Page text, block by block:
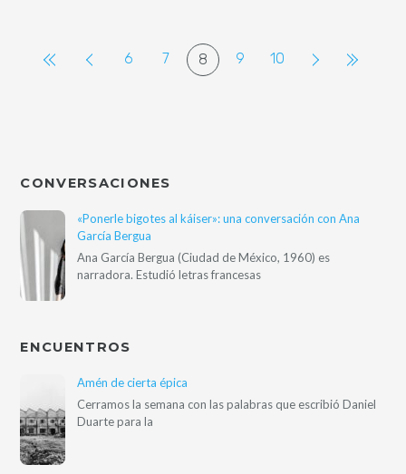
6 7 8 9 10
CONVERSACIONES
«Ponerle bigotes al káiser»: una conversación con Ana
García Bergua
Ana García Bergua (Ciudad de México, 1960) es
narradora. Estudió letras francesas
ENCUENTROS
Amén de cierta épica
Cerramos la semana con las palabras que escribió Daniel
Duarte para la